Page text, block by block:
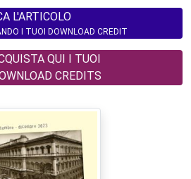
L'ARTICOLO
I TUOI DOWNLOAD CREDIT
QUI I TUOI
CREDITS